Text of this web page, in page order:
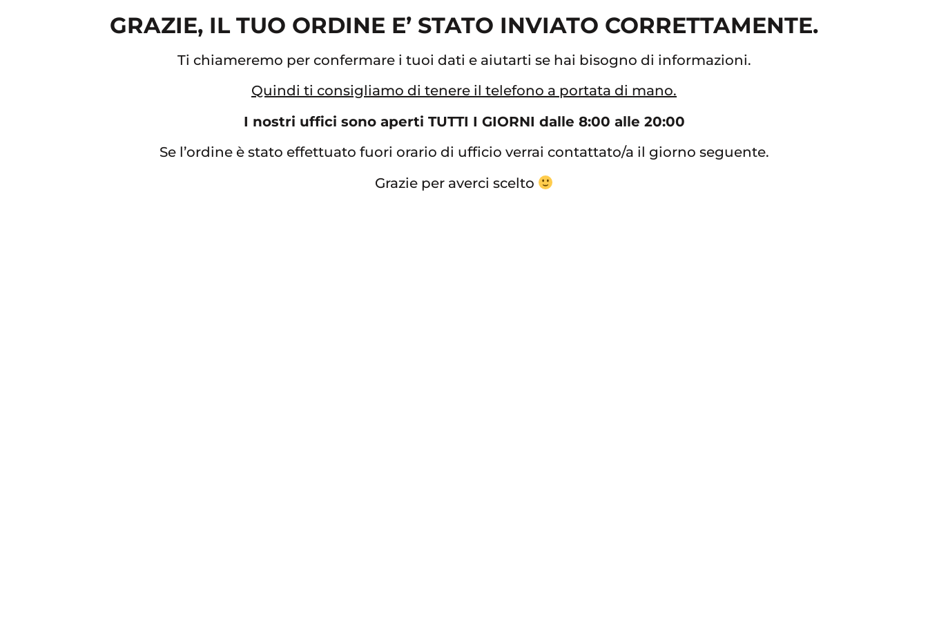
GRAZIE, IL TUO ORDINE E’ STATO INVIATO CORRETTAMENTE.
Ti chiameremo per confermare i tuoi dati e aiutarti se hai bisogno di informazioni.
Quindi ti consigliamo di tenere il telefono a portata di mano.
I nostri uffici sono aperti TUTTI I GIORNI dalle 8:00 alle 20:00
Se l’ordine è stato effettuato fuori orario di ufficio verrai contattato/a il giorno seguente.
Grazie per averci scelto